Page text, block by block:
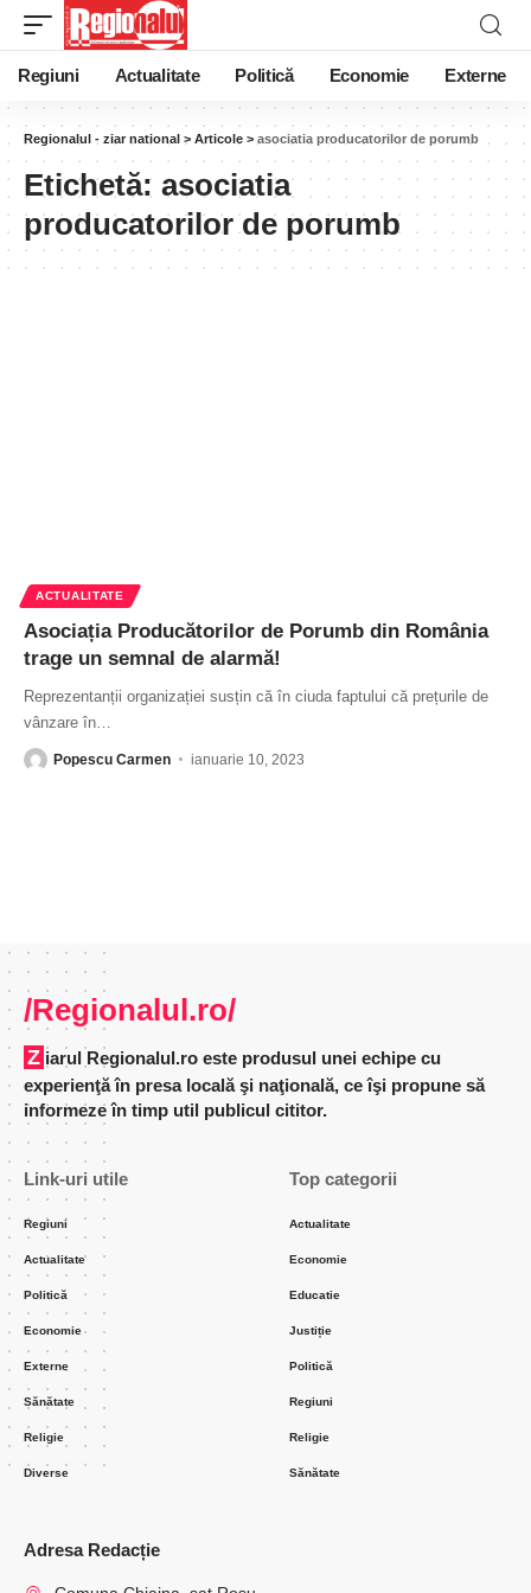
Regiuni Actualitate Politică Economie Externe
Regionalul - ziar national > Articole > asociatia producatorilor de porumb
Etichetă: asociatia
producatorilor de porumb
ACTUALITATE
Asociația Producătorilor de Porumb din România
trage un semnal de alarmă!
Reprezentanții organizației susțin că în ciuda faptului că prețurile de
vânzare în
Popescu Carmen ianuarie 10, 2023
/Regionalul.ro/
Ziarul Regionalul.ro este produsul unei echipe cu
experienţă în presa locală şi naţională, ce îşi propune să
informeze în timp util publicul cititor.
Link-uri utile
Regiuni
Actualitate
Politică
Economie
Externe
Sănătate
Religie
Diverse
Top categorii
Actualitate
Economie
Educatie
Justiție
Politică
Regiuni
Religie
Sănătate
Adresa Redacție